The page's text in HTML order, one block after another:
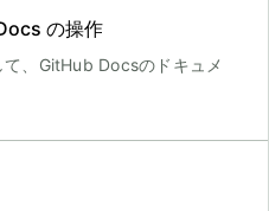
の操作
、GitHub Docsのドキュメ